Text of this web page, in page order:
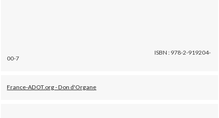
ISBN : 978-2-919204-
00-7
France-ADOT.org - Don d'Organe